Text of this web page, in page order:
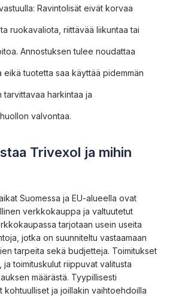
Ravintolisät eivät korvaa
ruokavaliota, riittävää liikuntaa tai
Annostuksen tulee noudattaa
eikä tuotetta saa käyttää pidemmän
tarvittavaa harkintaa ja
valvontaa.
Trivexol ja mihin
Suomessa ja EU-alueella ovat
verkkokauppa ja valtuutetut
tarjotaan usein useita
jotka on suunniteltu vastaamaan
tarpeita sekä budjetteja. Toimitukset
ja toimituskulut riippuvat valitusta
määrästä. Tyypillisesti
kohtuulliset ja joillakin vaihtoehdoilla